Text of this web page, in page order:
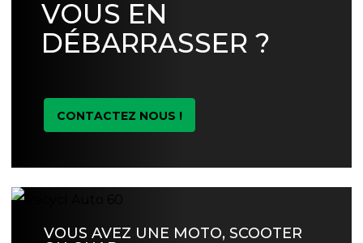
VOUS EN
DÉBARRASSER ?
CONTACTEZ NOUS !
VOUS AVEZ UNE MOTO, SCOOTER